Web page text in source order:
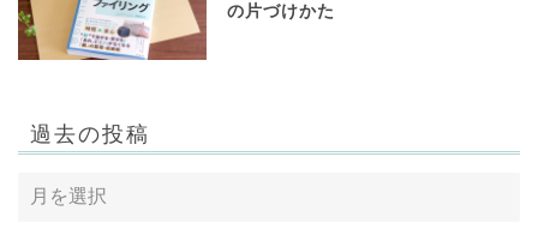
の片づけかた
過去の投稿